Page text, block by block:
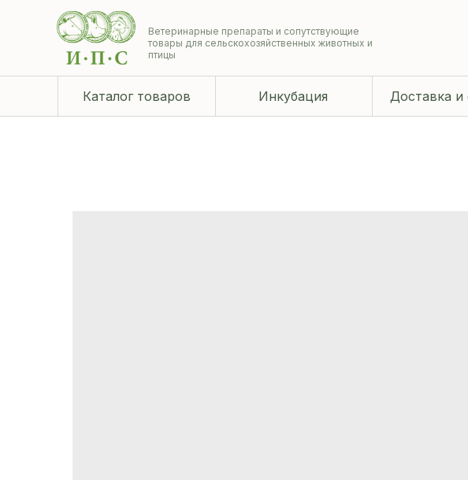
Каталог товаров Инкубация Доставка и
Ветеринарные препараты и сопутствующие
товары для сельскохозяйственных животных и
птицы